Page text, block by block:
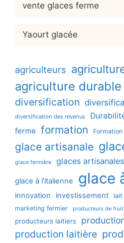
vente glaces ferme
Yaourt glacée
agriculteurs
agriculture durable
diversification
diversification des revenus
ferme formation
glace artisanale
glace fermière glaces artisanales
glace à l'italienne glace
innovation investissement lait
marketing fermier producteurs de
producteurs laitiers
production laitière